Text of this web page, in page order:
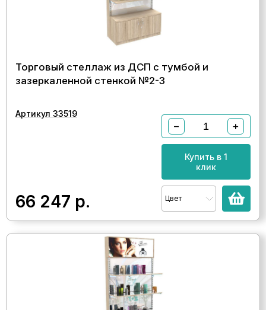
Торговый стеллаж из ДСП с тумбой и
зазеркаленной стенкой №2-3
Артикул 33519
66 247 р.
− +
Купить в 1
клик
Цвет